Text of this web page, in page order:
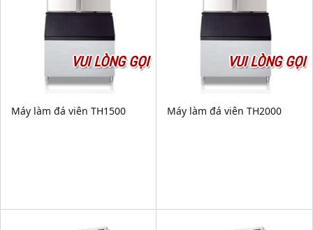
VUI LÒNG GỌI
Máy làm đá viên TH1500
VUI LÒNG GỌI
Máy làm đá viên TH2000